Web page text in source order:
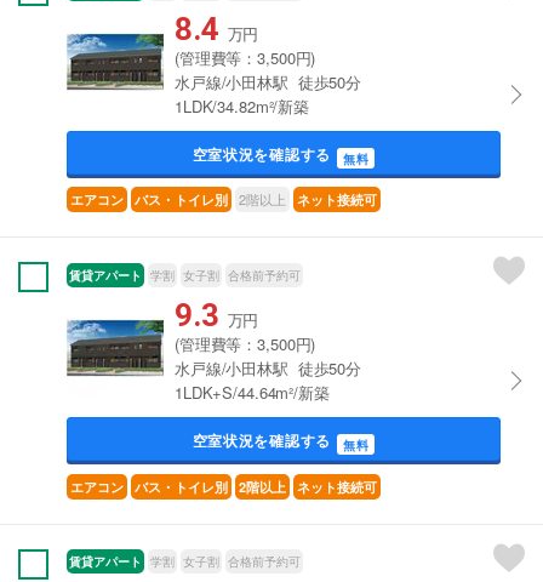
8.4 万円
(管理費等：3,500円)
水戸線/小田林駅 徒歩50分
1LDK/34.82m²/新築
空室状況を確認する 無料
エアコン バス・トイレ別 2階以上 ネット接続可
賃貸アパート 学割 女子割 合格前予約可
9.3 万円
(管理費等：3,500円)
水戸線/小田林駅 徒歩50分
1LDK+S/44.64m²/新築
空室状況を確認する 無料
エアコン バス・トイレ別 2階以上 ネット接続可
賃貸アパート 学割 女子割 合格前予約可